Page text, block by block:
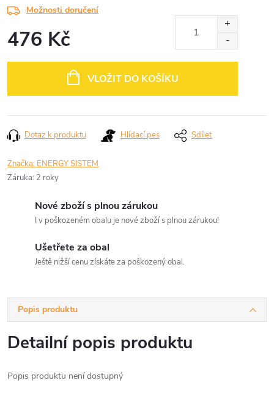
Možnosti doručení
476 Kč
VLOŽIT DO KOŠÍKU
Dotaz k produktu Hlídací pes Sdílet
Značka: ENERGY SISTEM
Záruka: 2 roky
Nové zboží s plnou zárukou
I v poškozeném obalu je nové zboží s plnou zárukou!
Ušetřete za obal
Ještě nižší cenu získáte za poškozený obal.
Popis produktu
Detailní popis produktu
Popis produktu není dostupný